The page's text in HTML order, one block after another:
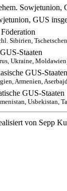
Sowjetunion,
GUS
Sibirien,
Staaten
Ukraine,
GUS-Staaten
Armenien,
GUS-Staaten
Usbekistan,
von Sepp